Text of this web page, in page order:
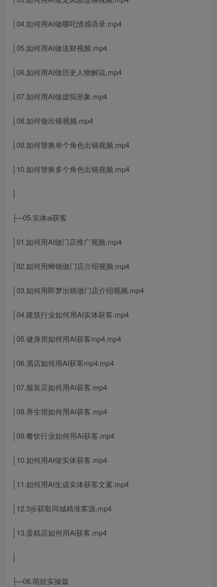
│04.如何用AI做哪吒情感语录.mp4
│05.如何用AI做送财视频.mp4
│06.如何用AI做历史人物解说.mp4
│07.如何用AI做虚拟形象.mp4
│08.如何做出镜视频.mp4
│09.如何替换单个角色出镜视频.mp4
│10.如何替换多个角色出镜视频.mp4
├─05.实体ai获客
│01.如何用AI做门店推广视频.mp4
│02.如何用蝉镜做门店介绍视频.mp4
│03.如何用即梦出镜做门店介绍视频.mp4
│04.建筑行业如何用AI实体获客.mp4
│05.健身房如何用AI获客mp4.mp4
│06.酒店如何用AI获客mp4.mp4
│07.服装店如何用AI获客.mp4
│08.养生馆如何用AI获客.mp4
│09.餐饮行业如何用AI获客.mp4
│10.如何用AI做实体获客.mp4
│11.如何用AI生成实体获客文案.mp4
│12.3步获取同城精准客源.mp4
│13.蛋糕店如何用Al获客.mp4
├─06.萌娃实操篇